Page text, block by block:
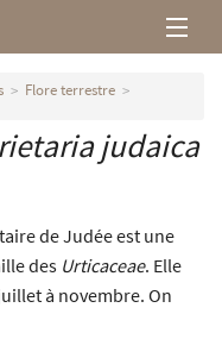
Flore terrestre
judaica
de Judée est une
des Urticaceae. Elle
à novembre. On